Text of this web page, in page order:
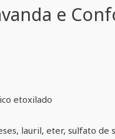
e
etoxilado
lauril, eter, sulfato de